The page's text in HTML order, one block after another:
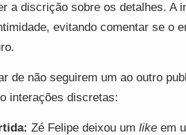
a discrição sobre os detalhes. A
evitando comentar se o
de não seguirem um ao outro
interações discretas:
Zé Felipe deixou um like em